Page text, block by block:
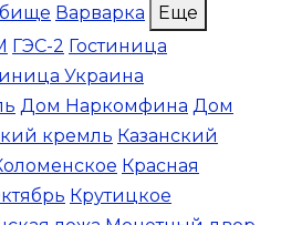
Варварка
Еще
ГЭС-2 Гостиница
Украина
Дом Наркомфина Дом
кремль Казанский
Красная
Крутицкое